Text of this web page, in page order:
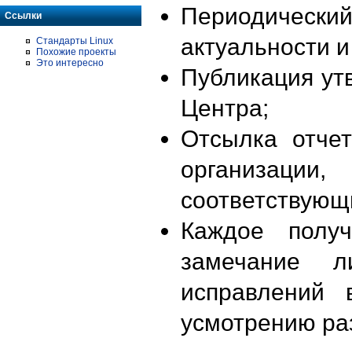
Ссылки
Стандарты Linux
Похожие проекты
Это интересно
актуальности
Публикация
Центра;
Отсылка
Каждое
замечание
исправлений
усмотрению